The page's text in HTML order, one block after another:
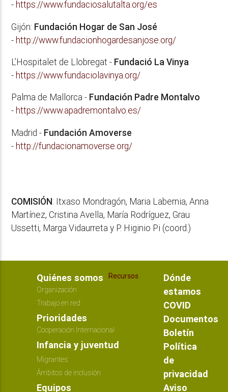
- https://www.fundaciosalutalta.org/es
Gijón: Fundación Hogar de San José
-http://www.fundacionhogardesanjose.org/
L’Hospitalet de Llobregat - Fundació La Vinya
- https://www.fundaciolavinya.org/
Palma de Mallorca - Fundación Padre Montalvo
-https://www.apadremontalvo.es/
Madrid - Fundación Amoverse
- http://fundacionamoverse.org/
COMISIÓN: Itxaso Mondragón, Maria Labernia, Anna
Martínez, Cristina Avella, María Rodríguez, Grau
Ussetti, Marga Vidaurreta y P. Higinio Pi (coord.)
Quiénes somos
Organización
Trabajo en red
Recursos
Prioridades
Cooperación Internacional
Infancia y juventud
Migrantes
Ámbitos de inclusión
Equipos
Dónde
estamos
COVID
Documentos
Boletín
Política
de
privacidad
Aviso